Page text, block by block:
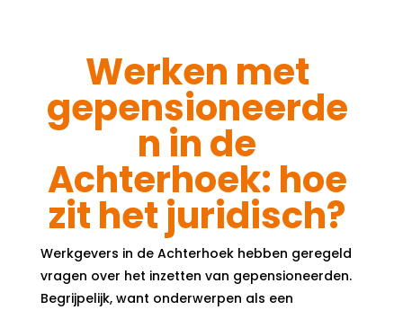
Werken met
gepensioneerde
n in de
Achterhoek: hoe
zit het juridisch?
Werkgevers in de Achterhoek hebben geregeld
vragen over het inzetten van gepensioneerden.
Begrijpelijk, want onderwerpen als een